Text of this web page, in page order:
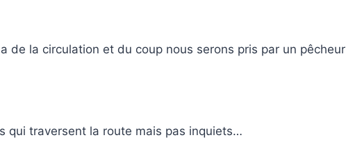
de la circulation et du coup nous serons pris par un pêcheur
qui traversent la route mais pas inquiets…